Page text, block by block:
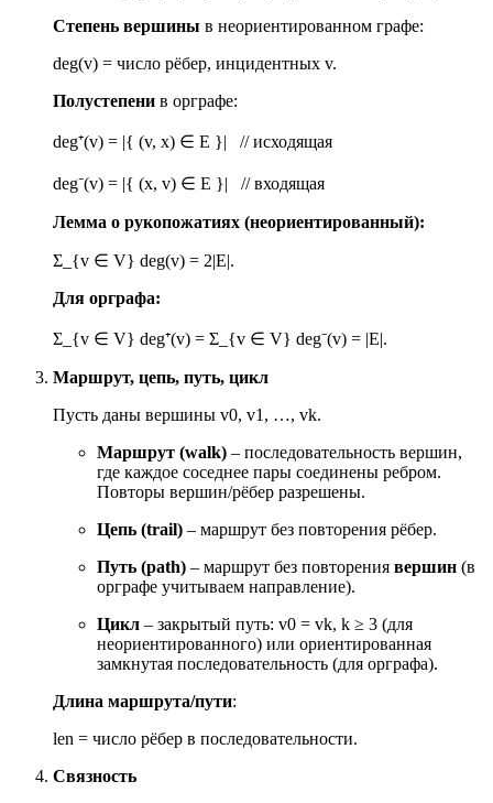
Степень вершины в неориентированном графе:
deg(v) = число рёбер, инцидентных v.
Полустепени в орграфе:
deg⁺(v) = |{ (v, x) ∈ E }| // исходящая
deg⁻(v) = |{ (x, v) ∈ E }| // входящая
Лемма о рукопожатиях (неориентированный):
Σ_{v ∈ V} deg(v) = 2|E|.
Для орграфа:
Σ_{v ∈ V} deg⁺(v) = Σ_{v ∈ V} deg⁻(v) = |E|.
Маршрут, цепь, путь, цикл
Пусть даны вершины v0, v1, …, vk.
Маршрут (walk) – последовательность вершин,
где каждое соседнее пары соединены ребром.
Повторы вершин/рёбер разрешены.
Цепь (trail) – маршрут без повторения рёбер.
Путь (path) – маршрут без повторения вершин (в
орграфе учитываем направление).
Цикл – закрытый путь: v0 = vk, k ≥ 3 (для
неориентированного) или ориентированная
замкнутая последовательность (для орграфа).
Длина маршрута/пути:
len = число рёбер в последовательности.
Связность